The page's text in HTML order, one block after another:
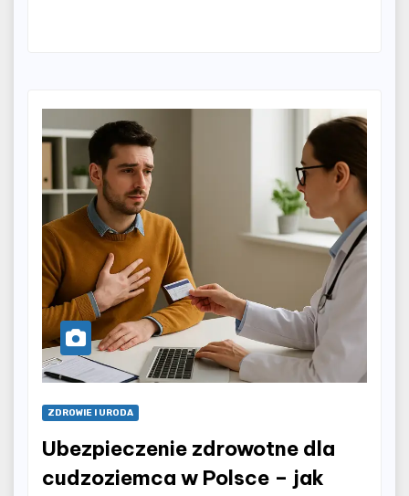
ZDROWIE I URODA
Ubezpieczenie zdrowotne dla
cudzoziemca w Polsce – jak